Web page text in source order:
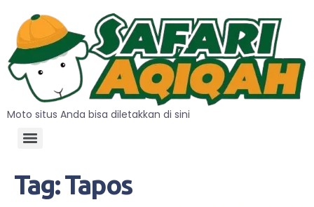
Moto situs Anda bisa diletakkan di sini
Tag:Tapos